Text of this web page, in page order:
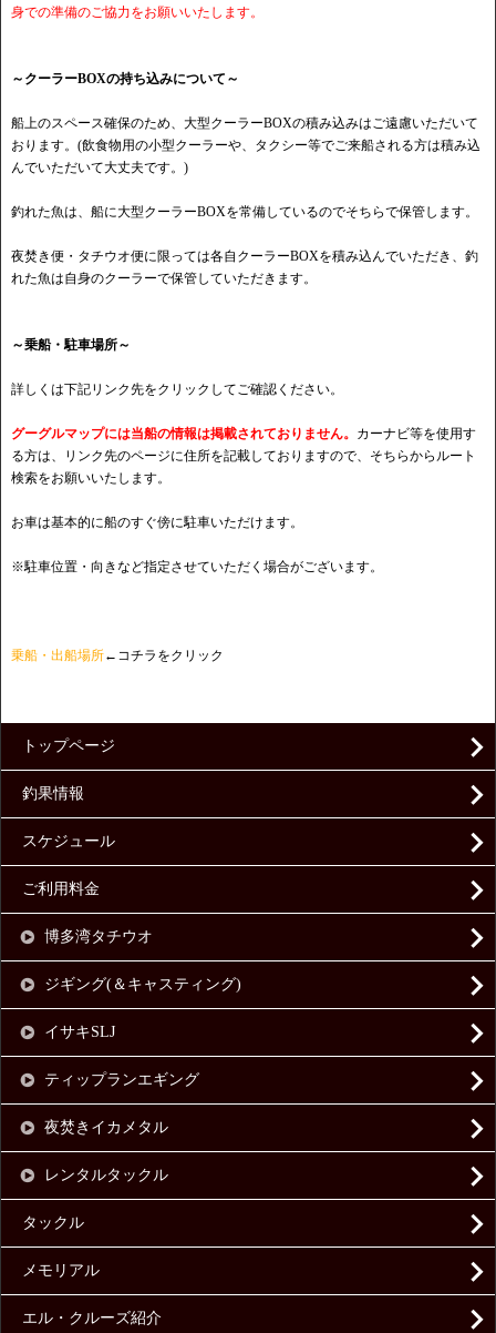
身での準備のご協力をお願いいたします。
～クーラーBOXの持ち込みについて～
船上のスペース確保のため、大型クーラーBOXの積み込みはご遠慮いただいて
おります。(飲食物用の小型クーラーや、タクシー等でご来船される方は積み込
んでいただいて大丈夫です。)
釣れた魚は、船に大型クーラーBOXを常備しているのでそちらで保管します。
夜焚き便・タチウオ便に限っては各自クーラーBOXを積み込んでいただき、釣
れた魚は自身のクーラーで保管していただきます。
～乗船・駐車場所～
詳しくは下記リンク先をクリックしてご確認ください。
グーグルマップには当船の情報は掲載されておりません。 カーナビ等を使用す
る方は、リンク先のページに住所を記載しておりますので、そちらからルート
検索をお願いいたします。
お車は基本的に船のすぐ傍に駐車いただけます。
※駐車位置・向きなど指定させていただく場合がございます。
乗船・出船場所←コチラをクリック
トップページ
釣果情報
スケジュール
ご利用料金
博多湾タチウオ
ジギング(＆キャスティング)
イサキSLJ
ティップランエギング
夜焚きイカメタル
レンタルタックル
タックル
メモリアル
エル・クルーズ紹介